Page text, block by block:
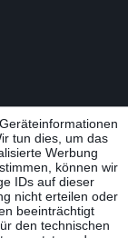
tun dies, um das
Werbung
können wir
IDs auf dieser
nicht erteilen oder
beeinträchtigt
den technischen